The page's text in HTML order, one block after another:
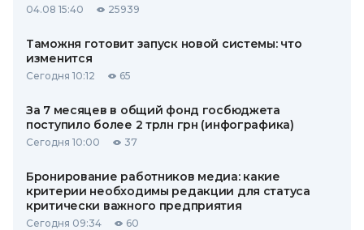
04.08 15:40 25939
Таможня готовит запуск новой системы: что
изменится
Сегодня 10:12 65
За 7 месяцев в общий фонд госбюджета
поступило более 2 трлн грн (инфографика)
Сегодня 10:00 37
Бронирование работников медиа: какие
критерии необходимы редакции для статуса
критически важного предприятия
Сегодня 09:34 60